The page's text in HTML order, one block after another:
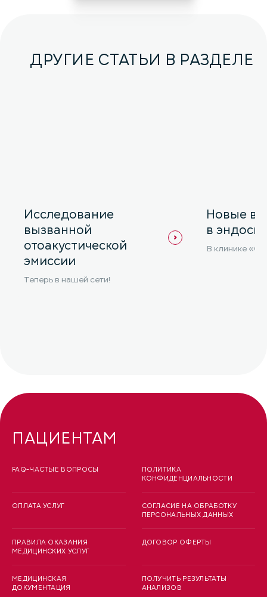
ДРУГИЕ СТАТЬИ В РАЗДЕЛЕ
Исследование
вызванной
отоакустической
эмиссии
Теперь в нашей сети!
Новые
в
В клинике
ПАЦИЕНТАМ
FAQ-ЧАСТЫЕ ВОПРОСЫ
ОПЛАТА УСЛУГ
ПРАВИЛА ОКАЗАНИЯ
МЕДИЦИНСКИХ УСЛУГ
МЕДИЦИНСКАЯ
ДОКУМЕНТАЦИЯ
ПОЛИТИКА
КОНФИДЕНЦИАЛЬНОСТИ
СОГЛАСИЕ НА ОБРАБОТКУ
ПЕРСОНАЛЬНЫХ ДАННЫХ
ДОГОВОР ОФЕРТЫ
ПОЛУЧИТЬ РЕЗУЛЬТАТЫ
АНАЛИЗОВ